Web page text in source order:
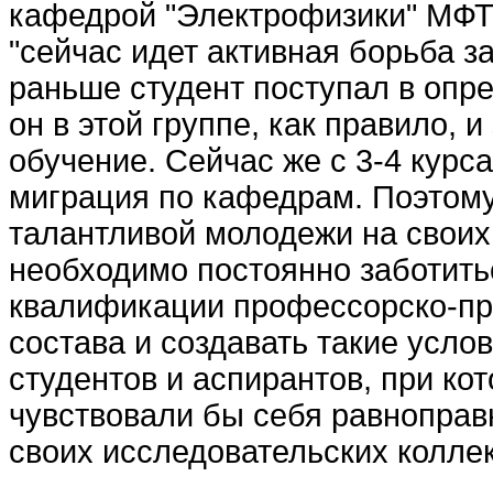
кафедрой "Электрофизики"
"сейчас идет активная борьба
раньше студент поступал в
он в этой группе, как правило,
обучение. Сейчас же с 3-4
миграция по кафедрам.
талантливой молодежи на
необходимо постоянно
квалификации профессорско-
состава и создавать такие
студентов и аспирантов, при
чувствовали бы себя
своих исследовательских